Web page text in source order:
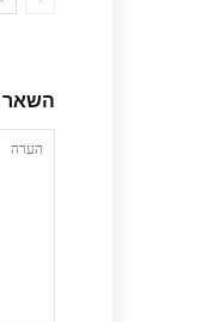
השאר